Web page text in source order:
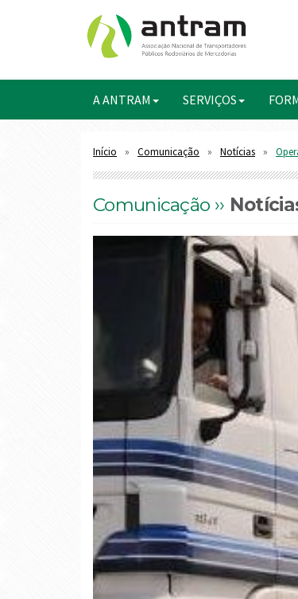
A ANTRAM SERVIÇOS
Início Comunicação Notícias
Comunicação ››